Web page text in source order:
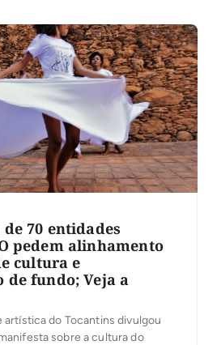
70 entidades
pedem alinhamento
cultura e
fundo; Veja a
artística do Tocantins divulgou
sobre a cultura do